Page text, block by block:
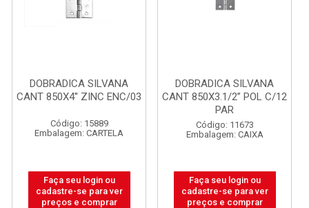
DOBRADICA SILVANA
CANT 850X4'' ZINC ENC/03
Código: 15889
Embalagem: CARTELA
Faça seu login ou
cadastre-se para ver
preços e comprar
DOBRADICA SILVANA
CANT 850X3.1/2” POL C/12
PAR
Código: 11673
Embalagem: CAIXA
Faça seu login ou
cadastre-se para ver
preços e comprar